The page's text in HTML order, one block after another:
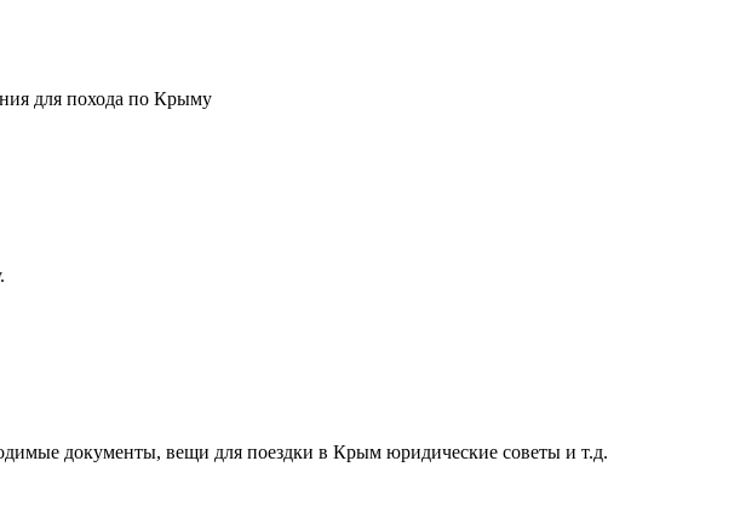
для похода по Крыму
документы, вещи для поездки в Крым юридические советы и т.д.